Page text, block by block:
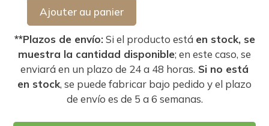
Ajouter au panier
**Plazos de envío:Si el producto está en stock, se
muestra la cantidad disponible; en este caso, se
enviará en un plazo de 24 a 48 horas. Si no está
en stock, se puede fabricar bajo pedido y el plazo
de envío es de 5 a 6 semanas.